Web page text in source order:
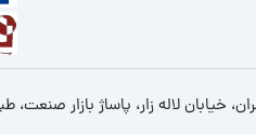
لاله زار، پاساژ بازار صنعت، طبقه 4،